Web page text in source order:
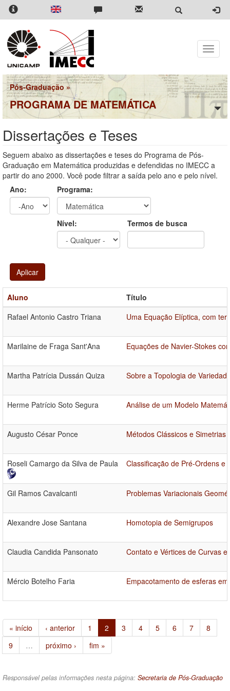
Pular
para
conteúdo
principal
Toggle
Pós-Graduação »
PROGRAMA DE MATEMÁTICA
Dissertações e Teses
Seguem abaixo as dissertações e teses do Programa de Pós-
Graduação em Matemática produzidas e defendidas no IMECC a
partir do ano 2000. Você pode filtrar a saída pelo ano e pelo nível.
Ano:
Programa:
Nível: Termos de busca
Aplicar
Aluno
Título
Rafael Antonio Castro Triana
Uma Equação Elíptica, com
Marilaine de Fraga Sant'Ana Equações de Navier-Stokes
Martha Patrícia Dussán Quiza Sobre a Topologia de
Herme Patrício Soto Segura Análise de um Modelo
Augusto César Ponce Métodos Clássicos e Simetrias
Roseli Camargo da Silva de Paula Classificação de Pré-Ordens e
Gil Ramos Cavalcanti Problemas Variacionais
Alexandre Jose Santana Homotopia de Semigrupos
Claudia Candida Pansonato Contato e Vértices de Curvas
Mércio Botelho Faria Empacotamento de esferas
« início ‹ anterior 1 2 3 4 5 6 7
8
9
… próximo › fim »
Responsável pelas informações nesta página: Secretaria de Pós-Graduação